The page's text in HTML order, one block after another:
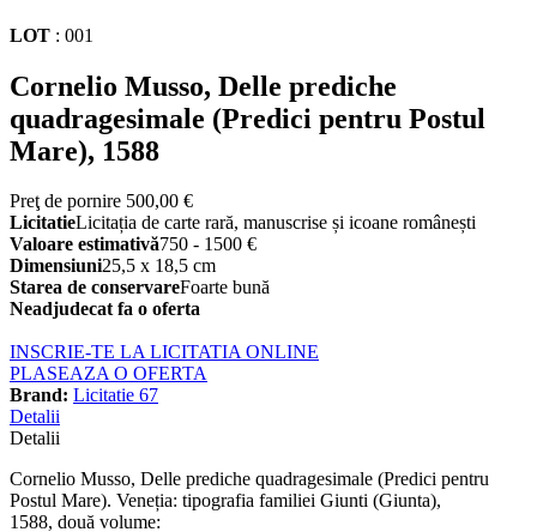
LOT : 001
Cornelio Musso, Delle prediche
quadragesimale (Predici pentru Postul
Mare), 1588
Preţ de pornire 500,00 €
LicitatieLicitația de carte rară, manuscrise și icoane românești
Valoare estimativă750 - 1500 €
Dimensiuni25,5 x 18,5 cm
Starea de conservareFoarte bună
Neadjudecat fa o oferta
INSCRIE-TE LA LICITATIA ONLINE
PLASEAZA O OFERTA
Brand: Licitatie 67
Detalii
Detalii
Cornelio Musso, Delle prediche quadragesimale (Predici pentru
Postul Mare). Veneția: tipografia familiei Giunti (Giunta),
1588, două volume: